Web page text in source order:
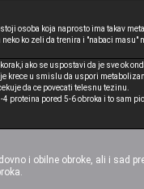
osoba koja naprosto ima takav
ko zeli da trenira i "nabaci masu"
ako se uspostavi da je sve ok
krece u smislu da uspori
da ce povecati telesnu tezinu.
proteina pored 5-6 obroka i to sam
i obilne obroke, ali i sad